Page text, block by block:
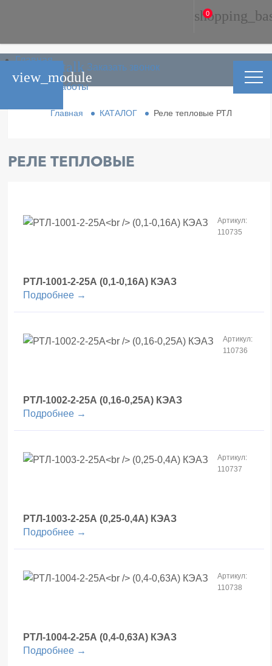
phone_in_talk Заказать звонок
Главная
Каталог
Условия работы
0
Главная КАТАЛОГ Реле тепловые РТЛ
РЕЛЕ ТЕПЛОВЫЕ
Артикул:
110735
РТЛ-1001-2-25А (0,1-0,16А) КЭАЗ
Подробнее →
Артикул:
110736
РТЛ-1002-2-25А (0,16-0,25А) КЭАЗ
Подробнее →
Артикул:
110737
РТЛ-1003-2-25А (0,25-0,4А) КЭАЗ
Подробнее →
Артикул:
110738
РТЛ-1004-2-25А (0,4-0,63А) КЭАЗ
Подробнее →
view_module